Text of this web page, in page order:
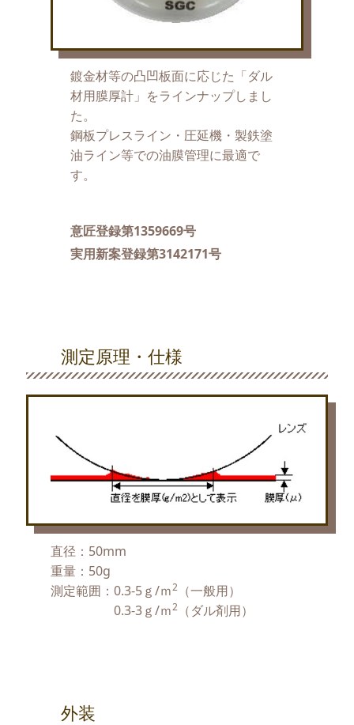
鍍金材等の凸凹板面に応じた「ダル
材用膜厚計」をラインナップしまし
た。
鋼板プレスライン・圧延機・製鉄塗
油ライン等での油膜管理に最適で
す。
意匠登録第1359669号
実用新案登録第3142171号
測定原理・仕様
直径：50mm
重量：50g
測定範囲：0.3-5ｇ/ｍ2（一般用）
0.3-3ｇ/ｍ2（ダル剤用）
外装